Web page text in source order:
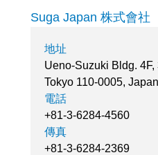
Suga Japan 株式會社
地址
Ueno-Suzuki Bldg.
Tokyo 110-0005, Japan
電話
+81-3-6284-4560
傳真
+81-3-6284-2369